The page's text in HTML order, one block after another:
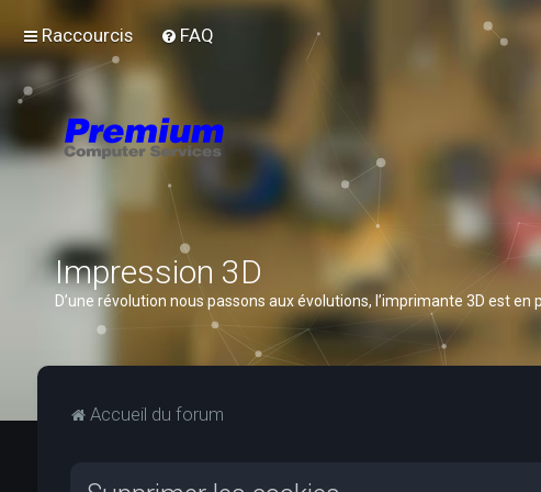
Raccourcis FAQ
Impression 3D
D’une révolution nous passons aux évolutions, l’imprimante 3D est
Accueil du forum